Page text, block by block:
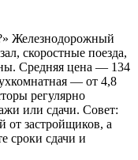
Железнодорожный
скоростные поезда,
Средняя цена — 134
— от 4,8
регулярно
или сдачи. Совет:
от застройщиков, а
сроки сдачи и